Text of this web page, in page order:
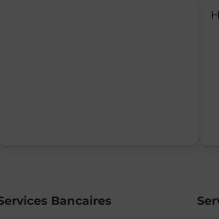
Bancaires